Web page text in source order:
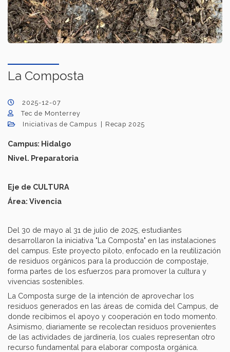
La Composta
2025-12-07
Tec de Monterrey
Iniciativas de Campus
Recap 2025
Campus: Hidalgo
Nivel. Preparatoria
Eje de CULTURA
Área: Vivencia
Del 30 de mayo al 31 de julio de 2025, estudiantes
desarrollaron la iniciativa "La Composta" en las instalaciones
del campus. Este proyecto piloto, enfocado en la reutilización
de residuos orgánicos para la producción de compostaje,
forma partes de los esfuerzos para promover la cultura y
vivencias sostenibles.
La Composta surge de la intención de aprovechar los
residuos generados en las áreas de comida del Campus, de
donde recibimos el apoyo y cooperación en todo momento.
Asimismo, diariamente se recolectan residuos provenientes
de las actividades de jardinería, los cuales representan otro
recurso fundamental para elaborar composta orgánica.